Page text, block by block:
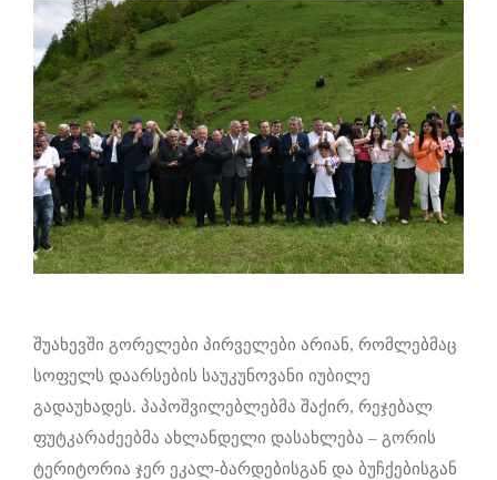
შუახევში გორელები პირველები არიან, რომლებმაც
სოფელს დაარსების საუკუნოვანი იუბილე
გადაუხადეს. პაპოშვილებლებმა შაქირ, რეჯებალ
ფუტკარაძეებმა ახლანდელი დასახლება – გორის
ტერიტორია ჯერ ეკალ-ბარდებისგან და ბუჩქებისგან